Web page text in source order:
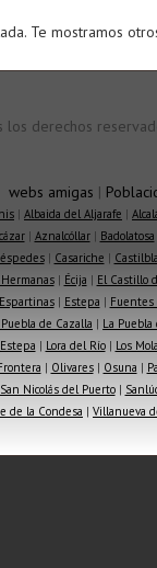
Te mostramos
los derechos
webs amigas |
| Albaida del Aljarafe |
| Aznalcóllar| Badolatosa
| Casariche |
| Écija | El Castillo
Espartinas| Estepa | Fuentes
de Cazalla | La
| Lora del Río| Los
| Olivares| Osuna |
San Nicolás del Puerto|
de la Condesa | Villanueva